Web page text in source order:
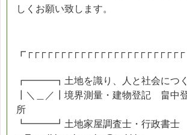
しくお願い致します。
┏┌┌┌┌┌┌┌┌┌┌┌┌┌┌┌┌┌┌┌┌┌┌┌┌
┏━━━┓土地を識り、人と社会につ
┃＼＿／┃境界測量・建物登記 畠中
所
┗━━━┛土地家屋調査士・行政書士